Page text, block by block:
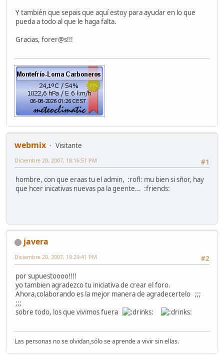
Y también que sepais que aquí estoy para ayudar en lo que
pueda a todo al que le haga falta.
Gracias, forer@s!!!
webmix
Visitante
#1
Diciembre 20, 2007, 18:16:51 PM
hombre, con que eraas tu el admin, :rofl: mu bien si sñor, hay
que hcer inicativas nuevas pa la geente... :friends:
javera
#2
Diciembre 20, 2007, 19:29:41 PM
por supuestoooo!!!!
yo tambien agradezco tu iniciativa de crear el foro.
Ahora,colaborando es la mejor manera de agradecertelo ;;;
;;;
sobre todo, los que vivimos fuera
Las personas no se olvidan,sólo se aprende a vivir sin ellas.